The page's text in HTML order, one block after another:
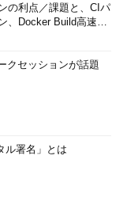
の利点／課題と、CIパ
、Docker Build高速化
クセッションが話題
ル署名」とは